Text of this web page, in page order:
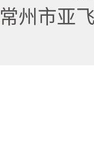
常州市亚